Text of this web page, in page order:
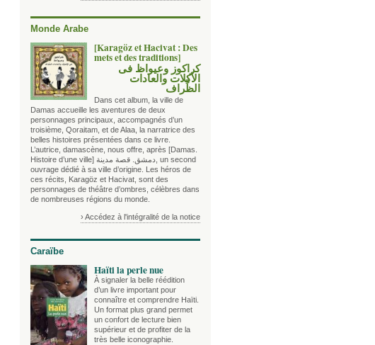
Monde Arabe
[Karagöz et Hacivat : Des
mets et des traditions]
كراكوز وعيواظ فى
الأكلات والعادات
الظِّراف
Dans cet album, la ville de
Damas accueille les aventures de deux
personnages principaux, accompagnés d’un
troisième, Qoraitam, et de Alaa, la narratrice des
belles histoires présentées dans ce livre.
L’autrice, damascène, nous offre, après [Damas.
Histoire d’une ville] دمشق. قصة مدينة , un second
ouvrage dédié à sa ville d’origine. Les héros de
ces récits, Karagöz et Hacivat, sont des
personnages de théâtre d’ombres, célèbres dans
de nombreuses régions du monde.
› Accédez à l'intégralité de la notice
Caraïbe
Haïti la perle nue
À signaler la belle réédition
d’un livre important pour
connaître et comprendre Haïti.
Un format plus grand permet
un confort de lecture bien
supérieur et de profiter de la
très belle iconographie.